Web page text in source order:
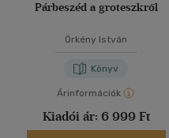
Párbeszéd a groteszkről
Örkény István
Könyv
Árinformációk
Kiadói ár: 6 999 Ft